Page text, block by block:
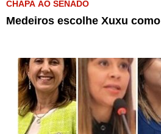
CHAPA AO SENADO
Medeiros escolhe Xuxu